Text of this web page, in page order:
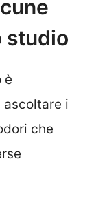
studio
è
i
che